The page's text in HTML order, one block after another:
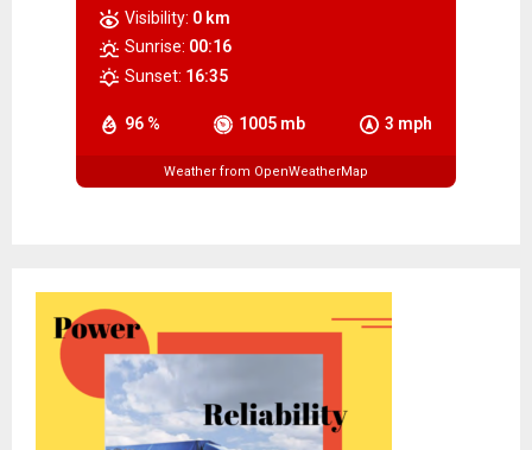
96 % 1005 mb 3 mph
Visibility: 0 km
Sunrise: 00:16
Sunset: 16:35
Weather from OpenWeatherMap